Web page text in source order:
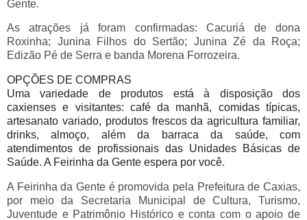
Gente.
As atrações já foram confirmadas: Cacuriá de dona
Roxinha; Junina Filhos do Sertão; Junina Zé da Roça;
Edizão Pé de Serra e banda Morena Forrozeira.
OPÇÕES DE COMPRAS
Uma variedade de produtos está à disposição dos
caxienses e visitantes: café da manhã, comidas típicas,
artesanato variado, produtos frescos da agricultura familiar,
drinks, almoço, além da barraca da saúde, com
atendimentos de profissionais das Unidades Básicas de
Saúde. A Feirinha da Gente espera por você.
A Feirinha da Gente é promovida pela Prefeitura de Caxias,
por meio da Secretaria Municipal de Cultura, Turismo,
Juventude e Patrimônio Histórico e conta com o apoio de